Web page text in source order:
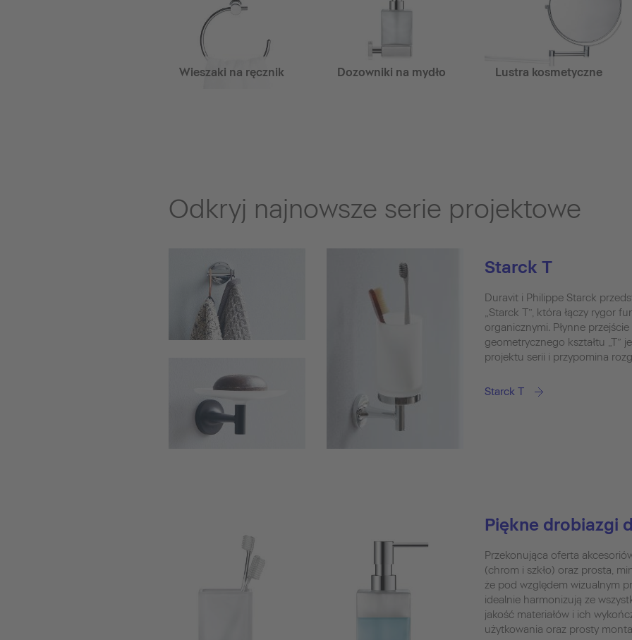
Wieszaki na ręcznik Dozowniki na mydło Lustra kosmetyczne
Odkryj najnowsze serie projektowe
Starck T
Duravit i Philippe Starck
„Starck T”, która łączy rygor
organicznymi. Płynne
geometrycznego kształtu „T”
projektu serii i przypomina
Starck T
Piękne drobiazgi
Przekonująca oferta
(chrom i szkło) oraz prosta,
że pod względem wizualnym
idealnie harmonizują ze
jakość materiałów i ich
użytkowania oraz prosty